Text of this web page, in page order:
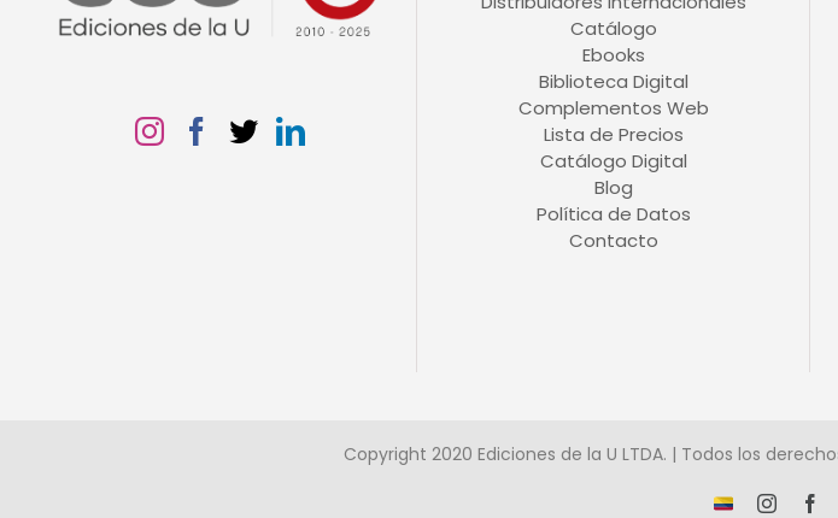
Catálogo
Ebooks
Biblioteca Digital
Complementos Web
Lista de Precios
Catálogo Digital
Blog
Política de Datos
Contacto
Copyright 2020 Ediciones de la U LTDA. | Todos los
¡Somos